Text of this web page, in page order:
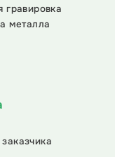
гравировка
металла